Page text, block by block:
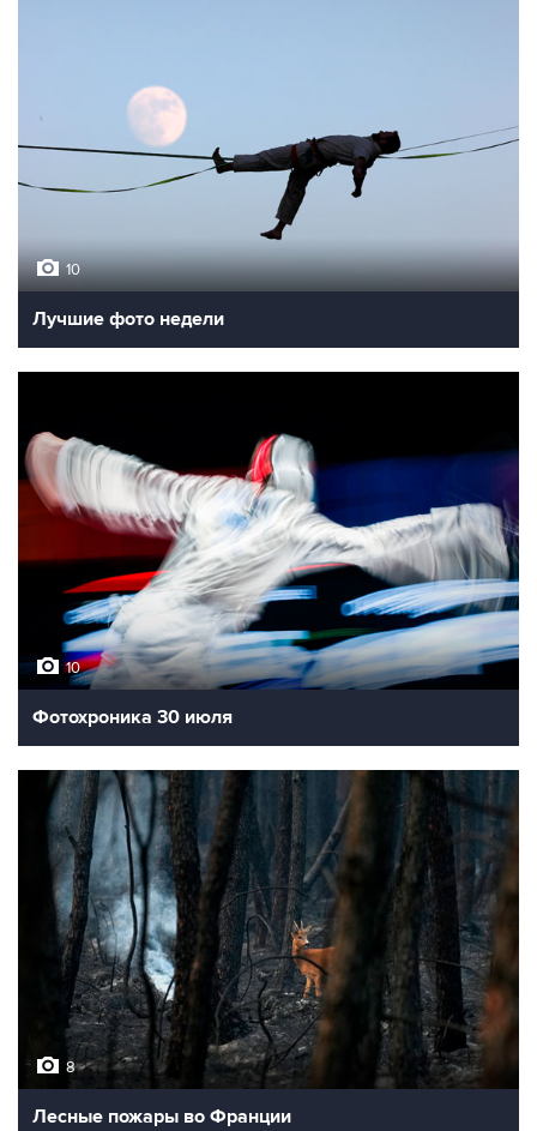
10
Лучшие фото недели
10
Фотохроника 30 июля
8
Лесные пожары во Франции